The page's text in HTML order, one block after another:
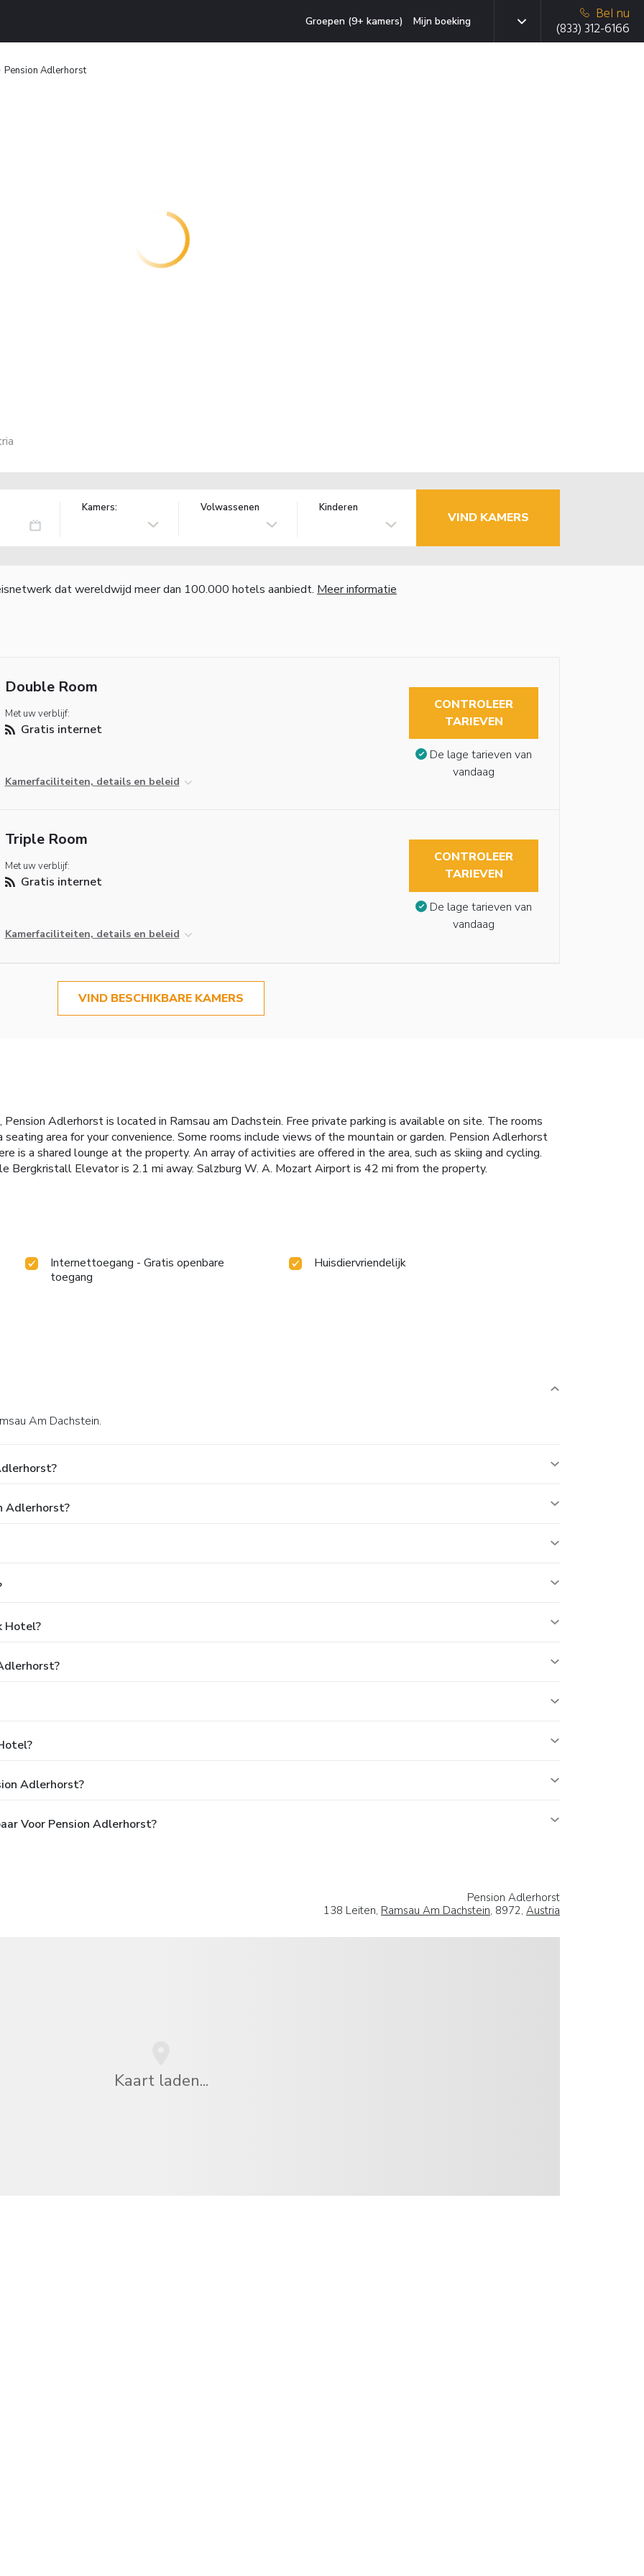
Groepen (9+ kamers) Mijn boeking
Bel nu
(833) 312-6166
Pension Adlerhorst
Kamers: Volwassenen Kinderen
VIND KAMERS
dat wereldwijd meer dan 100.000 hotels aanbiedt. Meer informatie
Double Room
Met uw verblijf:
Gratis internet
Kamerfaciliteiten, details en beleid
CONTROLEER
TARIEVEN
De lage tarieven van
vandaag
Triple Room
Met uw verblijf:
Gratis internet
Kamerfaciliteiten, details en beleid
CONTROLEER
TARIEVEN
De lage tarieven van
vandaag
VIND BESCHIKBARE KAMERS
Adlerhorst is located in Ramsau am Dachstein. Free private parking is available on site. The rooms
area for your convenience. Some rooms include views of the mountain or garden. Pension Adlerhorst
is a shared lounge at the property. An array of activities are offered in the area, such as skiing and cycling.
Bergkristall Elevator is 2.1 mi away. Salzburg W. A. Mozart Airport is 42 mi from the property.
Internettoegang - Gratis openbare
toegang
Huisdiervriendelijk
Am Dachstein.
Adlerhorst?
Hotel?
Adlerhorst?
Voor Pension Adlerhorst?
Pension Adlerhorst
138 Leiten, Ramsau Am Dachstein, 8972, Austria
Kaart laden...